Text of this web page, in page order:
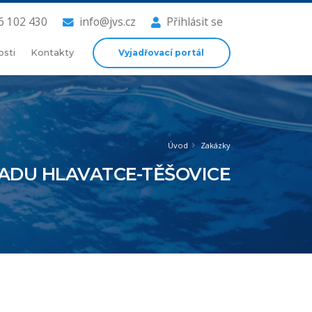
102 430 info@jvs.cz Přihlásit se
Kontakty Vyjadřovací portál
Úvod Zakázky
HLAVATCE-TĚŠOVICE